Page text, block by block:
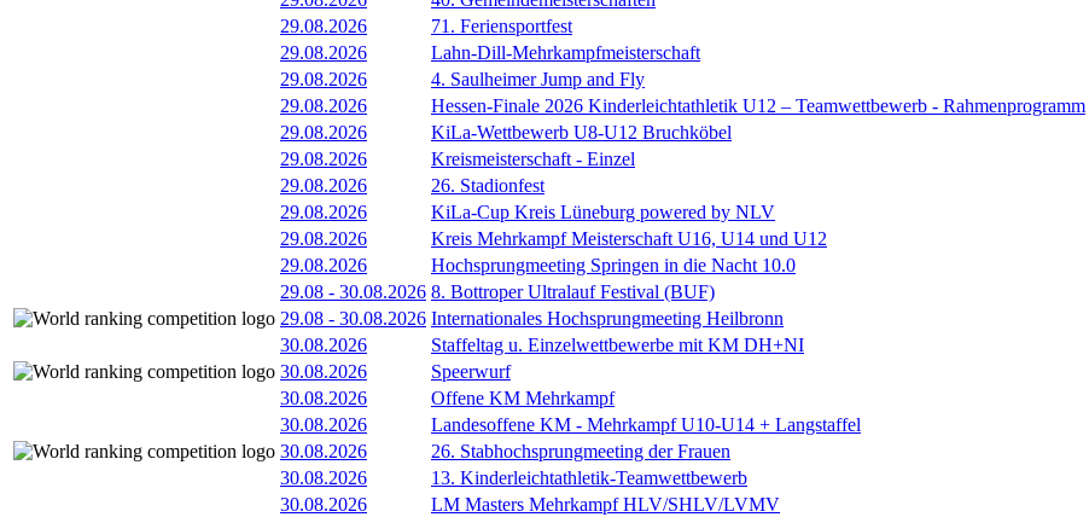
29.08.2026
71. Feriensportfest
29.08.2026
Lahn-Dill-Mehrkampfmeisterschaft
29.08.2026
4. Saulheimer Jump and Fly
29.08.2026
Hessen-Finale 2026 Kinderleichtathletik U12 – Teamwettbewerb - Rahmenprogramm
29.08.2026
KiLa-Wettbewerb U8-U12 Bruchköbel
29.08.2026
Kreismeisterschaft - Einzel
29.08.2026
26. Stadionfest
29.08.2026
KiLa-Cup Kreis Lüneburg powered by NLV
29.08.2026
Kreis Mehrkampf Meisterschaft U16, U14 und U12
29.08.2026
Hochsprungmeeting Springen in die Nacht 10.0
29.08 - 30.08.2026 8. Bottroper Ultralauf Festival (BUF)
29.08 - 30.08.2026 Internationales Hochsprungmeeting Heilbronn
30.08.2026
Staffeltag u. Einzelwettbewerbe mit KM DH+NI
30.08.2026
Speerwurf
30.08.2026
Offene KM Mehrkampf
30.08.2026
Landesoffene KM - Mehrkampf U10-U14 + Langstaffel
30.08.2026
26. Stabhochsprungmeeting der Frauen
30.08.2026
13. Kinderleichtathletik-Teamwettbewerb
30.08.2026
LM Masters Mehrkampf HLV/SHLV/LVMV